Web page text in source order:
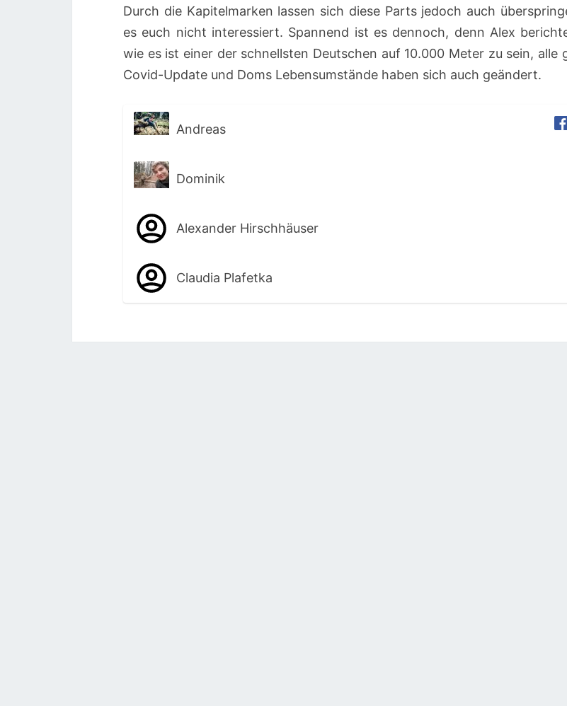
Durch die Kapitelmarken lassen sich diese Parts jedoch auch
es euch nicht interessiert. Spannend ist es dennoch, denn Alex
wie es ist einer der schnellsten Deutschen auf 10.000 Meter zu sein, alle
Covid-Update und Doms Lebensumstände haben sich auch geändert.
Andreas
Dominik
Alexander Hirschhäuser
Claudia Plafetka